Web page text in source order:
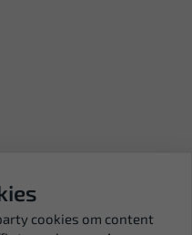
cookies om content